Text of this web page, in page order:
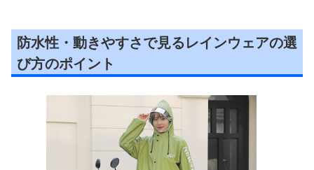
防水性・動きやすさで見るレインウェアの選
び方のポイント